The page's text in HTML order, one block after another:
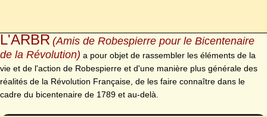
L'ARBR (Amis de Robespierre pour le Bicentenaire
de la Révolution) a pour objet de rassembler les éléments de la
vie et de l'action de Robespierre et d'une manière plus générale des
réalités de la Révolution Française, de les faire connaître dans le
cadre du bicentenaire de 1789 et au-delà.